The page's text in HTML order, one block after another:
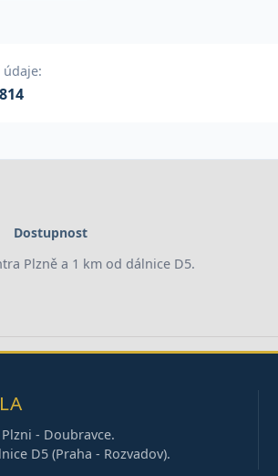
údaje:
Dostupnost
Plzně a 1 km od dálnice D5.
- Doubravce.
D5 (Praha - Rozvadov).